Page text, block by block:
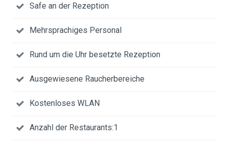
Safe an der Rezeption
Mehrsprachiges Personal
Rund um die Uhr besetzte Rezeption
Ausgewiesene Raucherbereiche
Kostenloses WLAN
Anzahl der Restaurants:1